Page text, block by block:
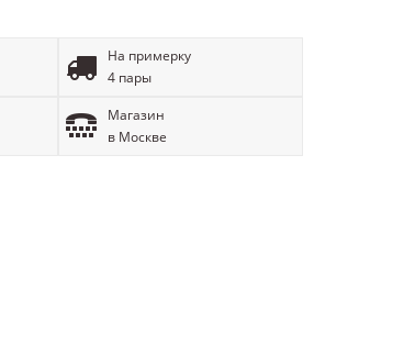
На примерку
4 пары
Магазин
в Москве